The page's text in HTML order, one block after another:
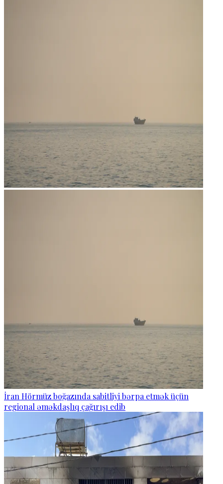
İran Hörmüz boğazında sabitliyi bərpa etmək üçün
regional əməkdaşlıq çağırışı edib